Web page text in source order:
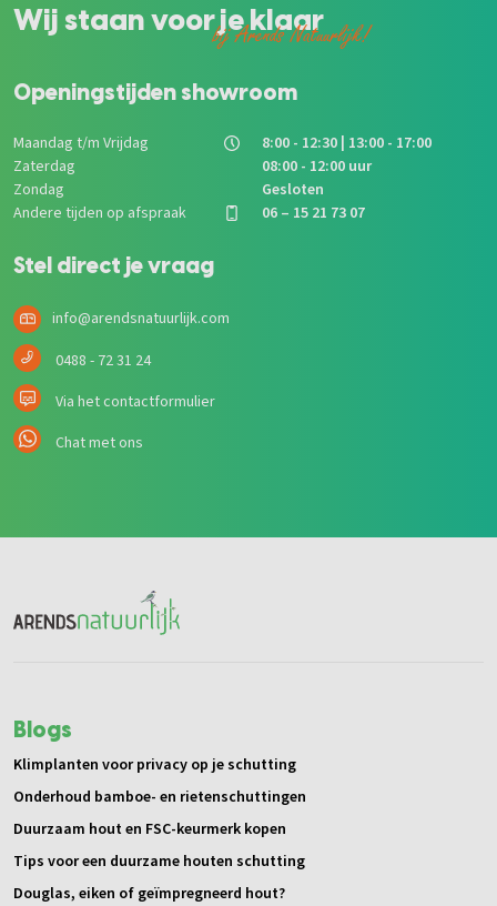
Wij staan voor je klaar
bij Arends Natuurlijk!
Openingstijden showroom
Maandag t/m Vrijdag
8:00 - 12:30 | 13:00 - 17:00
Zaterdag
08:00 - 12:00 uur
Zondag
Gesloten
Andere tijden op afspraak
06 – 15 21 73 07
Stel direct je vraag
info@arendsnatuurlijk.com
0488 - 72 31 24
Via het contactformulier
Chat met ons
Blogs
Klimplanten voor privacy op je schutting
Onderhoud bamboe- en rietenschuttingen
Duurzaam hout en FSC-keurmerk kopen
Tips voor een duurzame houten schutting
Douglas, eiken of geïmpregneerd hout?